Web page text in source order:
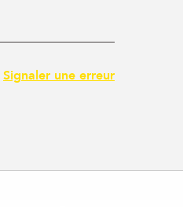
Signaler une erreur